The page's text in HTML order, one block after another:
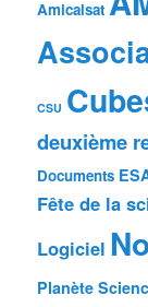
Amicalsat
CSU
deuxième
Documents
Fête de la
Logiciel
Planète